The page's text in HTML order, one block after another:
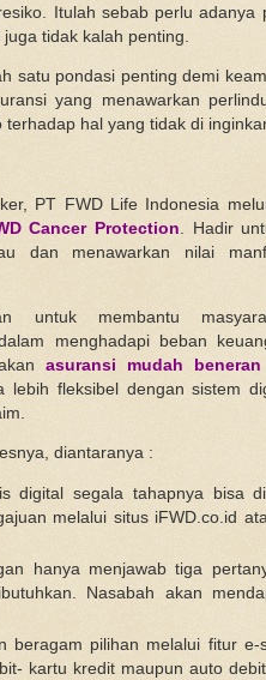
Itulah sebab perlu adanya
tidak kalah penting.
satu pondasi penting demi
yang menawarkan
hal yang tidak di
PT FWD Life Indonesia
Cancer Protection. Hadir
dan menawarkan nilai
untuk membantu
menghadapi beban
asuransi mudah beneran
lebih fleksibel dengan sistem
diantaranya :
digital segala tahapnya bisa
melalui situs iFWD.co.id
hanya menjawab tiga
Nasabah akan
beragam pilihan melalui fitur e-
kartu kredit maupun auto